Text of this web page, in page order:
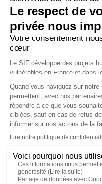
Réduction Fiscale
Ramadan 2026
Zakât Al Maal
Intérêts Bancaires
Parrainage Individuel
Waqf
Réseaux sociaux